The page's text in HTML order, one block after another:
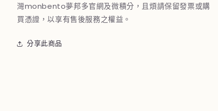
灣monbento夢邦多官網及微積分，且煩請保留發票或購
買憑證，以享有售後服務之權益。
分享此商品